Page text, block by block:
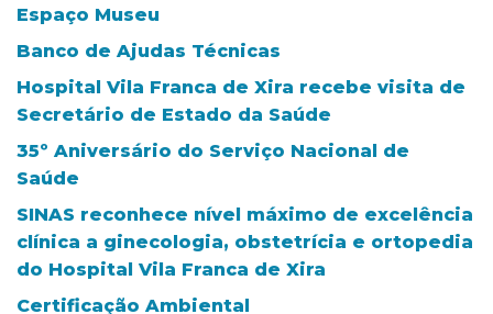
Espaço Museu
Banco de Ajudas Técnicas
Hospital Vila Franca de Xira recebe visita de
Secretário de Estado da Saúde
35º Aniversário do Serviço Nacional de
Saúde
SINAS reconhece nível máximo de excelência
clínica a ginecologia, obstetrícia e ortopedia
do Hospital Vila Franca de Xira
Certificação Ambiental